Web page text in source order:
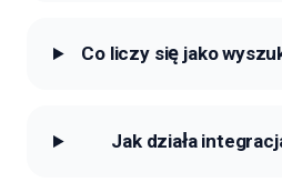
Co liczy się jako
Jak działa